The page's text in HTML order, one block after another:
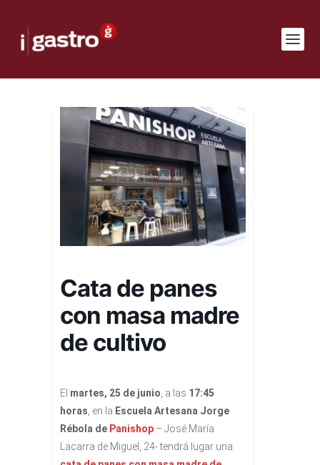
Cata de panes
con masa madre
de cultivo
El martes, 25 de junio , a las 17:45
horas , en la Escuela Artesana Jorge
Rébola de Panishop – José María
Lacarra de Miguel, 24- tendrá lugar una